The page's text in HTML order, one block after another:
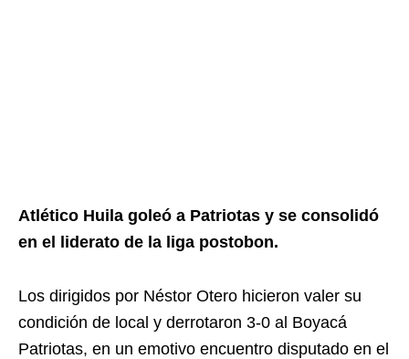
Atlético Huila goleó a Patriotas y se consolidó
en el liderato de la liga postobon.
Los dirigidos por Néstor Otero hicieron valer su
condición de local y derrotaron 3-0 al Boyacá
Patriotas, en un emotivo encuentro disputado en el